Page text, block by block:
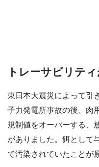
トレーサビリテ
東日本大震災によって引
子力発電所事故の後、肉
規制値をオーバーする、
がありました。餌として
で汚染されていたことが